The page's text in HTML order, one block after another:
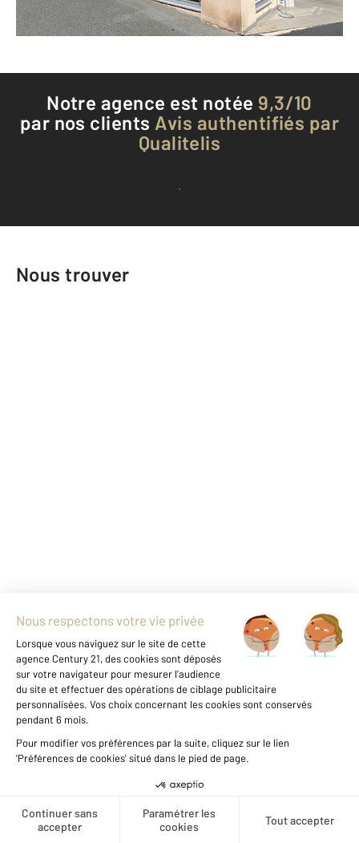
Créer une alerte
Téléphoner à l'agence
Notre agence est notée 9,3/10
par nos clients Avis authentifiés par
Qualitelis
Voir tous les avis clients
Nous trouver
+
Parlons de vous, parlons biens
Votre compte :